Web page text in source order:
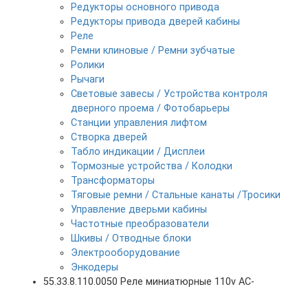
Редукторы основного привода
Редукторы привода дверей кабины
Реле
Ремни клиновые / Ремни зубчатые
Ролики
Рычаги
Световые завесы / Устройства контроля
дверного проема / Фотобарьеры
Станции управления лифтом
Створка дверей
Табло индикации / Дисплеи
Тормозные устройства / Колодки
Трансформаторы
Тяговые ремни / Стальные канаты /Тросики
Управление дверьми кабины
Частотные преобразователи
Шкивы / Отводные блоки
Электрооборудование
Энкодеры
55.33.8.110.0050 Реле миниатюрные 110v AC-